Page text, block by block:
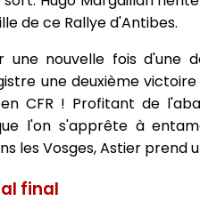
de ce Rallye d'Antibes.
une nouvelle fois
une deuxième
CFR ! Profitant de
l'on s'apprête à
les Vosges, Astier
final